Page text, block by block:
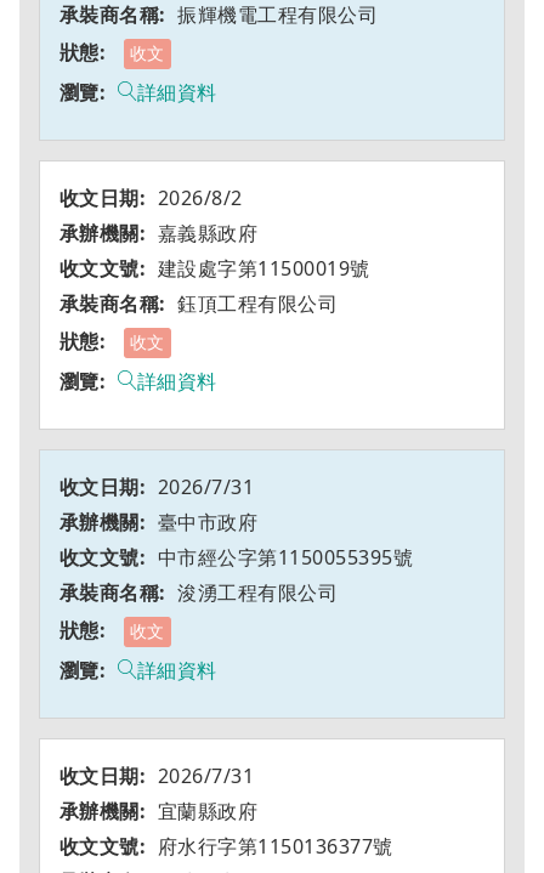
振輝機電工程有限公司
收文
詳細資料
2026/8/2
嘉義縣政府
建設處字第11500019號
鈺頂工程有限公司
收文
詳細資料
2026/7/31
臺中市政府
中市經公字第1150055395號
浚湧工程有限公司
收文
詳細資料
2026/7/31
宜蘭縣政府
府水行字第1150136377號